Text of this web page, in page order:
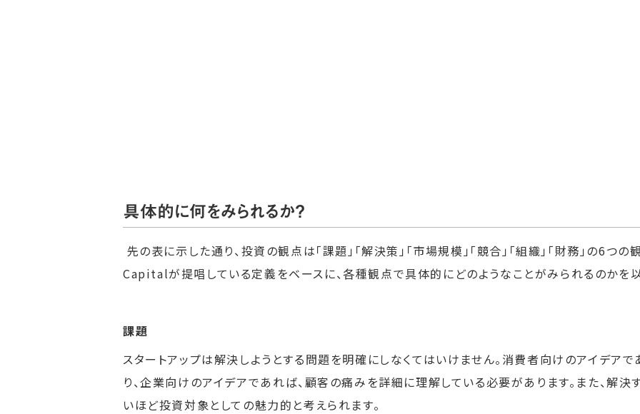
具体的に何をみられるか？
先の表に示した通り、投資の観点は「課題」「解決策」「市場規模」「競合」「組織」「財務」の6
Capitalが提唱している定義をベースに、各種観点で具体的にどのようなことがみられるのかを
課題
スタートアップは解決しようとする問題を明確にしなくてはいけません。消費者向けのアイデア
り、企業向けのアイデアであれば、顧客の痛みを詳細に理解している必要があります。また、解
いほど投資対象としての魅力的と考えられます。